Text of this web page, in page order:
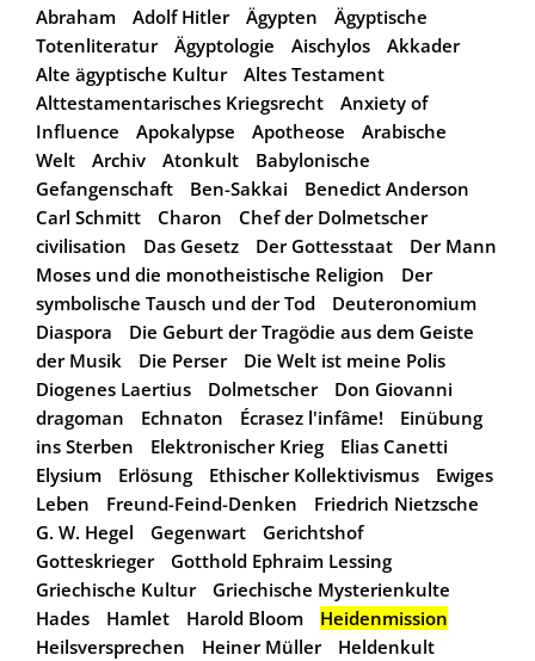
Abraham
Adolf Hitler Ägypten
Ägyptische
Totenliteratur
Ägyptologie Aischylos
Akkader
Alte ägyptische Kultur
Altes Testament
Alttestamentarisches Kriegsrecht
Anxiety of
Influence
Apokalypse Apotheose
Arabische
Welt
Archiv Atonkult
Babylonische
Gefangenschaft
Ben-Sakkai
Benedict Anderson
Carl Schmitt
Charon
Chef der Dolmetscher
civilisation
Das Gesetz Der Gottesstaat
Der Mann
Moses und die monotheistische Religion
Der
symbolische Tausch und der Tod
Deuteronomium
Diaspora
Die Geburt der Tragödie aus dem Geiste
der Musik
Die Perser
Die Welt ist meine Polis
Diogenes Laertius
Dolmetscher
Don Giovanni
dragoman
Echnaton Écrasez l'infâme!
Einübung
ins Sterben
Elektronischer Krieg
Elias Canetti
Elysium
Erlösung Ethischer Kollektivismus
Ewiges
Leben
Freund-Feind-Denken
Friedrich Nietzsche
G. W. Hegel
Gegenwart
Gerichtshof
Gotteskrieger
Gotthold Ephraim Lessing
Griechische Kultur
Griechische Mysterienkulte
Hades
Hamlet Harold Bloom
Heidenmission
Heilsversprechen
Heiner Müller
Heldenkult